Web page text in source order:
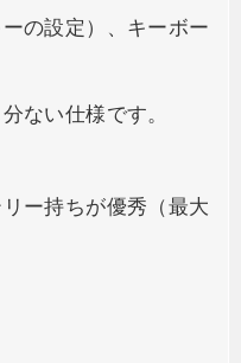
の設定）、キーボー
ない仕様です。
ー持ちが優秀（最大